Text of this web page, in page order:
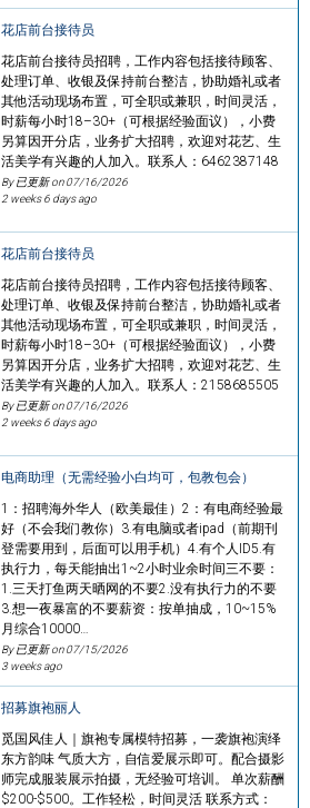
花店前台接待员
花店前台接待员招聘，工作内容包括接待顾客、
处理订单、收银及保持前台整洁，协助婚礼或者
其他活动现场布置，可全职或兼职，时间灵活，
时薪每小时18–30+（可根据经验面议），小费
另算因开分店，业务扩大招聘，欢迎对花艺、生
活美学有兴趣的人加入。联系人：6462387148
By 已更新 on07/16/2026
2 weeks 6 days ago
花店前台接待员
花店前台接待员招聘，工作内容包括接待顾客、
处理订单、收银及保持前台整洁，协助婚礼或者
其他活动现场布置，可全职或兼职，时间灵活，
时薪每小时18–30+（可根据经验面议），小费
另算因开分店，业务扩大招聘，欢迎对花艺、生
活美学有兴趣的人加入。联系人：2158685505
By 已更新 on07/16/2026
2 weeks 6 days ago
电商助理（无需经验小白均可，包教包会）
1：招聘海外华人（欧美最佳）2：有电商经验最
好（不会我们教你）3.有电脑或者ipad（前期刊
登需要用到，后面可以用手机）4.有个人ID5.有
执行力，每天能抽出1~2小时业余时间三不要：
1.三天打鱼两天晒网的不要2.没有执行力的不要
3.想一夜暴富的不要薪资：按单抽成，10~15%
月综合10000…
By 已更新 on07/15/2026
3 weeks ago
招募旗袍丽人
觅国风佳人｜旗袍专属模特招募，一袭旗袍演绎
东方韵味 气质大方，自信爱展示即可。配合摄影
师完成服装展示拍摄，无经验可培训。 单次薪酬
$200-$500。工作轻松，时间灵活 联系方式：